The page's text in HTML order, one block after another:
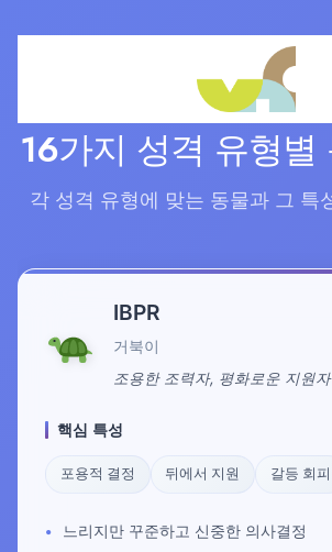
16가지 성격 유형별
각 성격 유형에 맞는 동물과 그 특
IBPR
거북이
조용한 조력자, 평화로운 지원자
핵심 특성
포용적 결정 뒤에서 지원 갈등 회피
느리지만 꾸준하고 신중한 의사결정